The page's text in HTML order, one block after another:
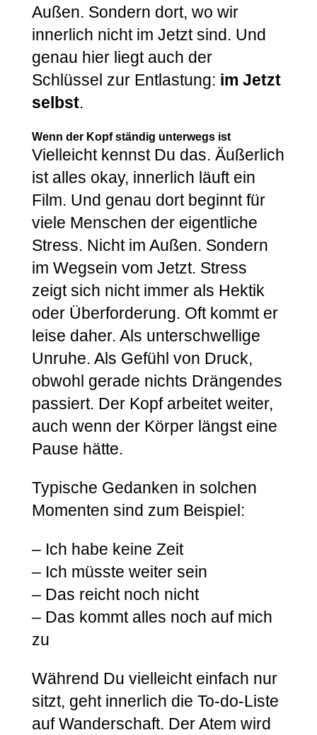
Außen. Sondern dort, wo wir
innerlich nicht im Jetzt sind. Und
genau hier liegt auch der
Schlüssel zur Entlastung: im Jetzt
selbst.
Wenn der Kopf ständig unterwegs ist
Vielleicht kennst Du das. Äußerlich
ist alles okay, innerlich läuft ein
Film. Und genau dort beginnt für
viele Menschen der eigentliche
Stress. Nicht im Außen. Sondern
im Wegsein vom Jetzt. Stress
zeigt sich nicht immer als Hektik
oder Überforderung. Oft kommt er
leise daher. Als unterschwellige
Unruhe. Als Gefühl von Druck,
obwohl gerade nichts Drängendes
passiert. Der Kopf arbeitet weiter,
auch wenn der Körper längst eine
Pause hätte.
Typische Gedanken in solchen
Momenten sind zum Beispiel:
– Ich habe keine Zeit
– Ich müsste weiter sein
– Das reicht noch nicht
– Das kommt alles noch auf mich
zu
Während Du vielleicht einfach nur
sitzt, geht innerlich die To-do-Liste
auf Wanderschaft. Der Atem wird